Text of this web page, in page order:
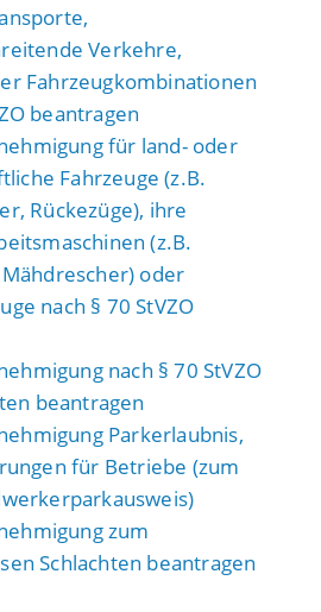
Verkehre,
Fahrzeugkombinationen
beantragen
für land- oder
Fahrzeuge (z.B.
Rückezüge), ihre
(z.B.
oder
nach § 70 StVZO
nach § 70 StVZO
beantragen
Parkerlaubnis,
für Betriebe (zum
zum
Schlachten beantragen